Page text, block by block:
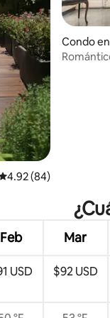
promedio:
4.92 (84)
Condo
Feb Mar
USD $92 USD